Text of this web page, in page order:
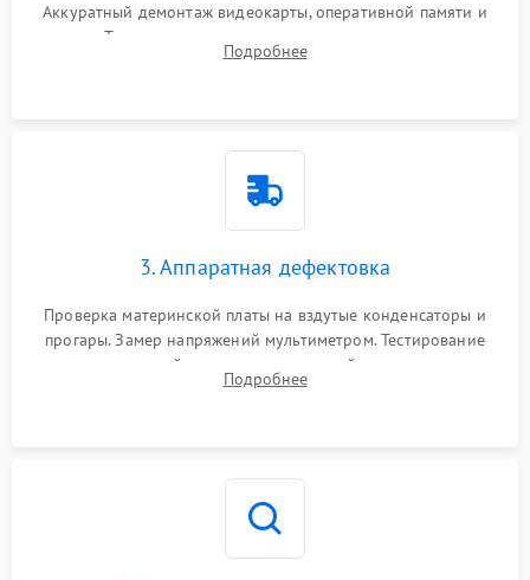
Аккуратный демонтаж видеокарты, оперативной памяти и
кулеров. Тщательная очистка корпуса и радиаторов от пыли
с помощью сжатого воздуха для предотвращения
Подробнее
3. Аппаратная дефектовка
Проверка материнской платы на вздутые конденсаторы и
прогары. Замер напряжений мультиметром. Тестирование
оперативной памяти и накопителей с помощью
диагностического ПО для выявления сбойных секторов и
Подробнее